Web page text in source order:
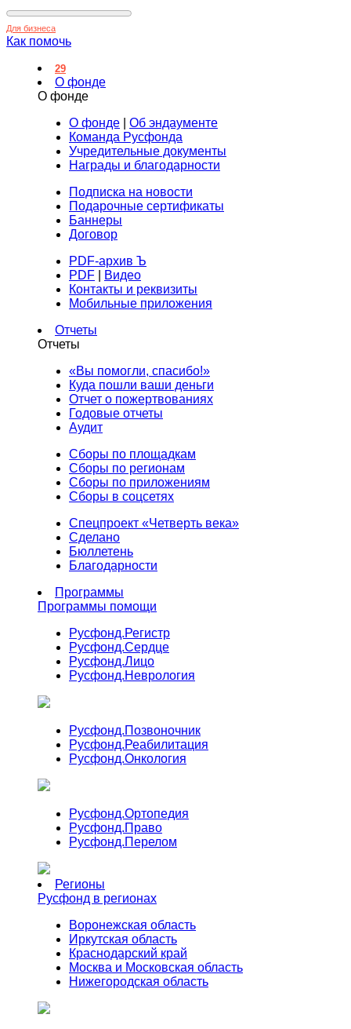
Для бизнеса
Как помочь
29
О фонде
О фонде
О фонде
Об эндаументе
Команда Русфонда
Учредительные документы
Награды и благодарности
Подписка на новости
Подарочные сертификаты
Баннеры
Договор
PDF-архив Ъ
PDF
Видео
Контакты и реквизиты
Мобильные приложения
Отчеты
Отчеты
«Вы помогли, спасибо!»
Куда пошли ваши деньги
Отчет о пожертвованиях
Годовые отчеты
Аудит
Сборы по площадкам
Сборы по регионам
Сборы по приложениям
Сборы в соцсетях
Спецпроект «Четверть века»
Сделано
Бюллетень
Благодарности
Программы
Программы помощи
Русфонд.Регистр
Русфонд.Сердце
Русфонд.Лицо
Русфонд.Неврология
Русфонд.Позвоночник
Русфонд.Реабилитация
Русфонд.Онкология
Русфонд.Ортопедия
Русфонд.Право
Русфонд.Перелом
Регионы
Русфонд в регионах
Воронежская область
Иркутская область
Краснодарский край
Москва и Московская область
Нижегородская область